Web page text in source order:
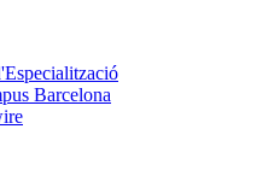
Barcelona